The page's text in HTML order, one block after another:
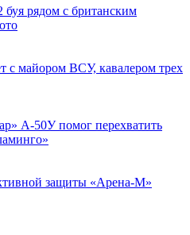
рядом с британским
с майором ВСУ, кавалером трех
А-50У помог перехватить
защиты «Арена-М»